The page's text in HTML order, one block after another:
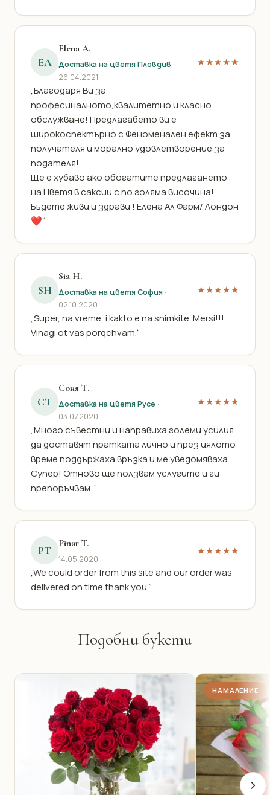
EA
Elena A.
Доставка на цветя Пловдив ·
26.04.2021
★★★★★
„Благодаря Ви за
професиналното,квалитетно и класно
обслужване! Предлагабето ви е
широкоспектърно с Феноменален ефект за
получателя и морално удовлетворение за
подателя!
Ще е хубаво ако обогатите предлагането
на Цветя в саксии с по голяма височина!
Бъдете живи и здрави ! Елена Ал Фарм/ Лондон
❤️“
SH
Sia H.
Доставка на цветя София ·
02.10.2020
★★★★★
„Super, na vreme, i kakto e na snimkite. Mersi!!!
Vinagi ot vas porqchvam.“
СТ
Соня Т.
Доставка на цветя Русе ·
03.07.2020
★★★★★
„Много съвестни и направиха големи усилия
да доставят пратката лично и през цялото
време поддържаха връзка и ме уведомяваха.
Супер! Отново ще ползвам услугите и ги
препоръчвам. “
PT
Pinar T.
14.05.2020
★★★★★
„We could order from this site and our order was
delivered on time thank you.“
Подобни букети
НАМАЛЕНИЕ